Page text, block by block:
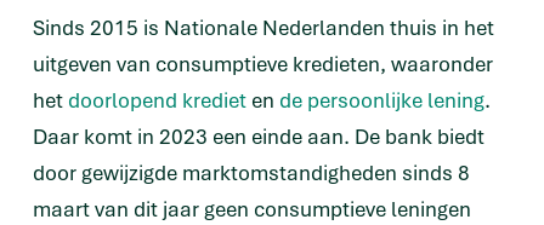
Sinds 2015 is Nationale Nederlanden thuis in het
uitgeven van consumptieve kredieten, waaronder
het doorlopend krediet en de persoonlijke lening.
Daar komt in 2023 een einde aan. De bank biedt
door gewijzigde marktomstandigheden sinds 8
maart van dit jaar geen consumptieve leningen